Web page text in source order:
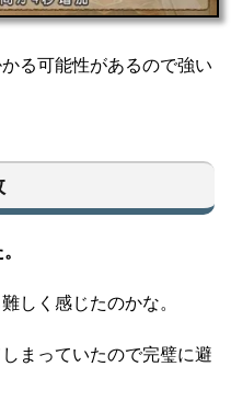
る可能性があるので強い
しく感じたのかな。
まっていたので完璧に避